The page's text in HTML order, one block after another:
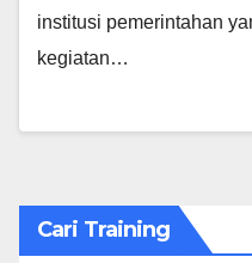
institusi pemerintahan
kegiatan…
Cari Training